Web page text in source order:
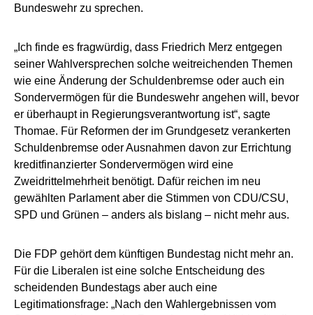
Bundeswehr zu sprechen.
„Ich finde es fragwürdig, dass Friedrich Merz entgegen
seiner Wahlversprechen solche weitreichenden Themen
wie eine Änderung der Schuldenbremse oder auch ein
Sondervermögen für die Bundeswehr angehen will, bevor
er überhaupt in Regierungsverantwortung ist“, sagte
Thomae. Für Reformen der im Grundgesetz verankerten
Schuldenbremse oder Ausnahmen davon zur Errichtung
kreditfinanzierter Sondervermögen wird eine
Zweidrittelmehrheit benötigt. Dafür reichen im neu
gewählten Parlament aber die Stimmen von CDU/CSU,
SPD und Grünen – anders als bislang – nicht mehr aus.
Die FDP gehört dem künftigen Bundestag nicht mehr an.
Für die Liberalen ist eine solche Entscheidung des
scheidenden Bundestags aber auch eine
Legitimationsfrage: „Nach den Wahlergebnissen vom